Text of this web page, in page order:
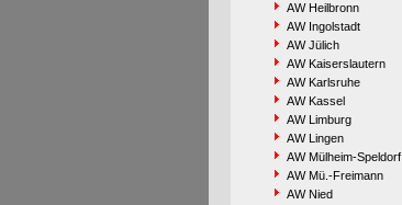
AW Heilbronn
AW Ingolstadt
AW Jülich
AW Kaiserslautern
AW Karlsruhe
AW Kassel
AW Limburg
AW Lingen
AW Mülheim-Speldorf
AW Mü.-Freimann
AW Nied